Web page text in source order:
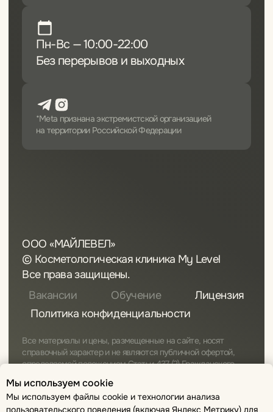
Мы используем cookie
Мы используем файлы cookie и технологии анализа
пользовательского поведения (включая Яндекс Метрику) для